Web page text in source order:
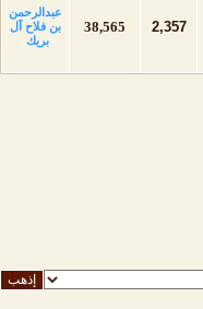
2,357
38,565
عبدالرحمن
بن فلاح آل
بريك